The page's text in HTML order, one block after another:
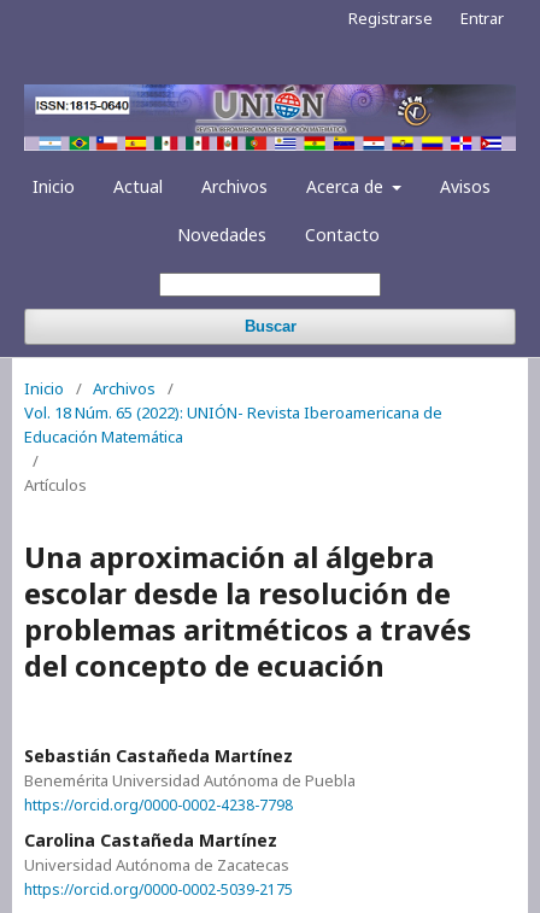
Inicio Actual Archivos Acerca de Avisos
Novedades Contacto
Buscar
Registrarse Entrar
Inicio / Archivos
/
Vol. 18 Núm. 65 (2022): UNIÓN- Revista Iberoamericana de
Educación Matemática
/
Artículos
Una aproximación al álgebra
escolar desde la resolución de
problemas aritméticos a través
del concepto de ecuación
Sebastián Castañeda Martínez
Benemérita Universidad Autónoma de Puebla
https://orcid.org/0000-0002-4238-7798
Carolina Castañeda Martínez
Universidad Autónoma de Zacatecas
https://orcid.org/0000-0002-5039-2175